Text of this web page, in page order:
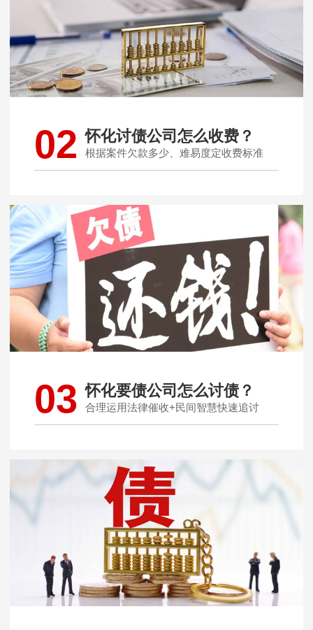
02 怀化讨债公司怎么收费？
根据案件欠款多少、难易度定收费标准
03 怀化要债公司怎么讨债？
合理运用法律催收+民间智慧快速追讨